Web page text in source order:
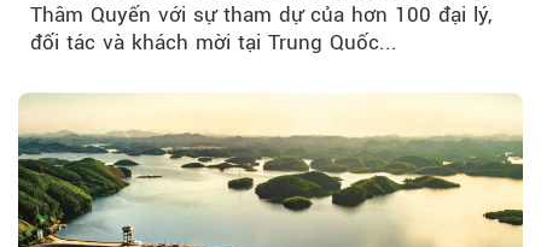
Thâm Quyến với sự tham dự của hơn 100 đại lý,
đối tác và khách mời tại Trung Quốc...